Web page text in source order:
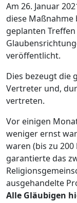
Am 26. Januar
diese Maßnahme
geplanten
veröffentlicht.
Dies bezeugt die
Vertreter und,
vertreten.
Vor einigen
weniger ernst
waren (bis zu
garantierte das
ausgehandelte
Alle Gläubigen